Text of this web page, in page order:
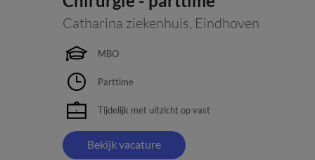
Catharina ziekenhuis, Eindhoven
MBO
Parttime
Tijdelijk met uitzicht op vast
Bekijk vacature